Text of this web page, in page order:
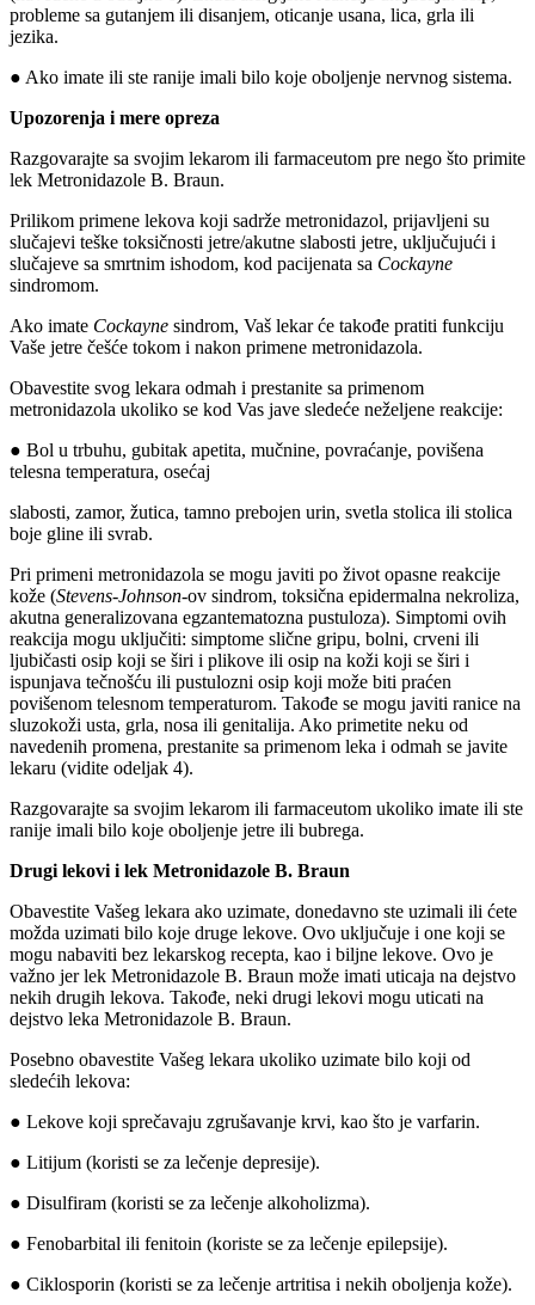
probleme sa gutanjem ili disanjem, oticanje usana, lica, grla ili
jezika.
● Ako imate ili ste ranije imali bilo koje oboljenje nervnog sistema.
Upozorenja i mere opreza
Razgovarajte sa svojim lekarom ili farmaceutom pre nego što primite
lek Metronidazole B. Braun.
Prilikom primene lekova koji sadrže metronidazol, prijavljeni su
slučajevi teške toksičnosti jetre/akutne slabosti jetre, uključujući i
slučajeve sa smrtnim ishodom, kod pacijenata sa Cockayne
sindromom.
Ako imate Cockayne sindrom, Vaš lekar će takođe pratiti funkciju
Vaše jetre češće tokom i nakon primene metronidazola.
Obavestite svog lekara odmah i prestanite sa primenom
metronidazola ukoliko se kod Vas jave sledeće neželjene reakcije:
● Bol u trbuhu, gubitak apetita, mučnine, povraćanje, povišena
telesna temperatura, osećaj
slabosti, zamor, žutica, tamno prebojen urin, svetla stolica ili stolica
boje gline ili svrab.
Pri primeni metronidazola se mogu javiti po život opasne reakcije
kože (Stevens-Johnson-ov sindrom, toksična epidermalna nekroliza,
akutna generalizovana egzantematozna pustuloza). Simptomi ovih
reakcija mogu uključiti: simptome slične gripu, bolni, crveni ili
ljubičasti osip koji se širi i plikove ili osip na koži koji se širi i
ispunjava tečnošću ili pustulozni osip koji može biti praćen
povišenom telesnom temperaturom. Takođe se mogu javiti ranice na
sluzokoži usta, grla, nosa ili genitalija. Ako primetite neku od
navedenih promena, prestanite sa primenom leka i odmah se javite
lekaru (vidite odeljak 4).
Razgovarajte sa svojim lekarom ili farmaceutom ukoliko imate ili ste
ranije imali bilo koje oboljenje jetre ili bubrega.
Drugi lekovi i lek Metronidazole B. Braun
Obavestite Vašeg lekara ako uzimate, donedavno ste uzimali ili ćete
možda uzimati bilo koje druge lekove. Ovo uključuje i one koji se
mogu nabaviti bez lekarskog recepta, kao i biljne lekove. Ovo je
važno jer lek Metronidazole B. Braun može imati uticaja na dejstvo
nekih drugih lekova. Takođe, neki drugi lekovi mogu uticati na
dejstvo leka Metronidazole B. Braun.
Posebno obavestite Vašeg lekara ukoliko uzimate bilo koji od
sledećih lekova:
● Lekove koji sprečavaju zgrušavanje krvi, kao što je varfarin.
● Litijum (koristi se za lečenje depresije).
● Disulfiram (koristi se za lečenje alkoholizma).
● Fenobarbital ili fenitoin (koriste se za lečenje epilepsije).
● Ciklosporin (koristi se za lečenje artritisa i nekih oboljenja kože).